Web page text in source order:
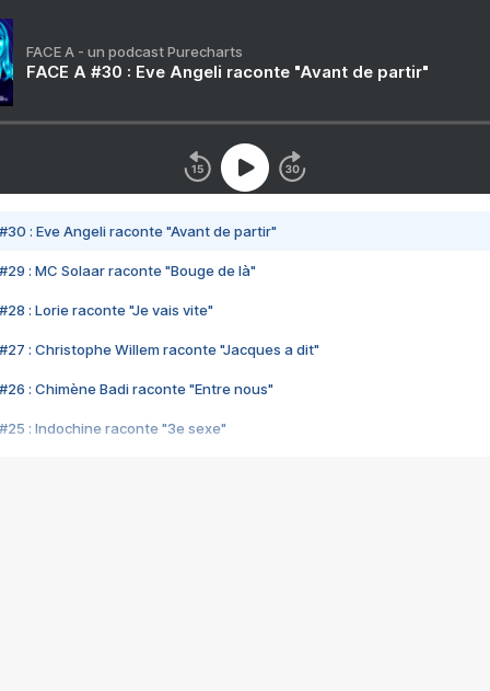
FACE A - un podcast Purecharts
FACE A #30 : Eve Angeli raconte "Avant de partir"
#30 : Eve Angeli raconte "Avant de partir"
#29 : MC Solaar raconte "Bouge de là"
#28 : Lorie raconte "Je vais vite"
#27 : Christophe Willem raconte "Jacques a dit"
#26 : Chimène Badi raconte "Entre nous"
#25 : Indochine raconte "3e sexe"